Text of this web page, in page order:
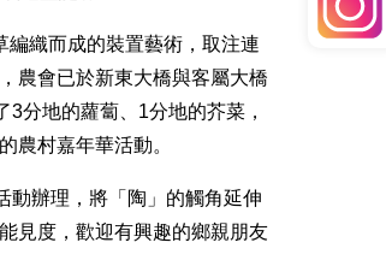
織而成的裝置藝術，取注連
農會已於新東大橋與客屬大橋
分地的蘿蔔、1分地的芥菜，
農村嘉年華活動。
動辦理，將「陶」的觸角延伸
見度，歡迎有興趣的鄉親朋友